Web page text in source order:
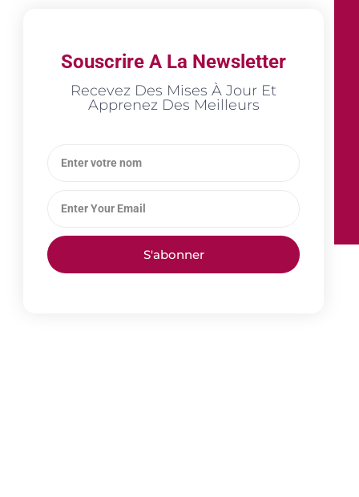
Souscrire A La Newsletter
Recevez Des Mises À Jour Et
Apprenez Des Meilleurs
S'abonner